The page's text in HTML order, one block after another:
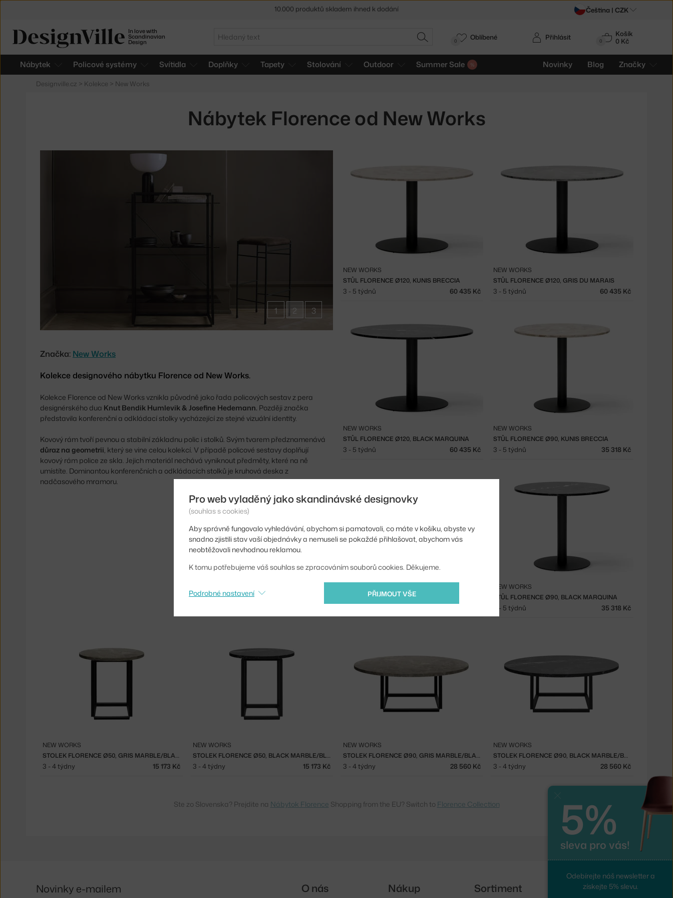
In love with
Scandinavian
Design
Hledat
HLEDAT 0
Košík
0 Kč
Nábytek Policové systémy Svítidla Doplňky Tapety Stolování Outdoor Summer Sale Novinky Blog Značky
Přihlásit
0 Oblíbené
Designville.cz > Kolekce > New Works
Nábytek Florence od New Works
1 2 3
Značka: New Works
Kolekce designového nábytku Florence od New Works.
Kolekce Florence od New Works vznikla původně jako řada policových sestav z pera
designérského dua Knut Bendik Humlevik & Josefine Hedemann. Později značka
představila konferenční a odkládací stolky vycházející ze stejné vizuální identity.
Kovový rám tvoří pevnou a stabilní základnu polic i stolků. Svým tvarem předznamenává
důraz na geometrii , který se vine celou kolekcí. V případě policové sestavy doplňují
kovový rám police ze skla. Jejich materiál nechává vyniknout předměty, které na ně
umístíte. Dominantou konferenčních a odkládacích stolků je kruhová deska z
nadčasového mramoru.
STŮL FLORENCE Ø120, KUNIS BRECCIA
NEW WORKS
3 - 5 týdnů 60 435 Kč
STŮL FLORENCE Ø120, GRIS DU MARAIS
NEW WORKS
3 - 5 týdnů 60 435 Kč
STŮL FLORENCE Ø120, BLACK MARQUINA
NEW WORKS
3 - 5 týdnů 60 435 Kč
STŮL FLORENCE Ø90, KUNIS BRECCIA
NEW WORKS
3 - 5 týdnů 35 318 Kč
STŮL FLORENCE Ø90, GRIS DU MARAIS STŮL FLORENCE Ø90, BLACK MARQUINA
NEW WORKS
3 - 5 týdnů 35 318 Kč
STOLEK FLORENCE Ø50, GRIS MARBLE/BLACK
NEW WORKS
3 - 4 týdny 15 173 Kč
STOLEK FLORENCE Ø50, BLACK MARBLE/BLACK
NEW WORKS
3 - 4 týdny 15 173 Kč
STOLEK FLORENCE Ø90, GRIS MARBLE/BLACK
NEW WORKS
3 - 4 týdny 28 560 Kč
STOLEK FLORENCE Ø90, BLACK MARBLE/BLACK
NEW WORKS
3 - 4 týdny 28 560 Kč
Ste zo Slovenska? Prejdite na Nábytok Florence Shopping from the EU? Switch to Florence Collection
Sleva 5 % pro odběratelenewsletteru Čeština | CZK
Pro web vyladěný jako skandinávské designovky
(souhlas s cookies)
Aby správně fungovalo vyhledávání, abychom si pamatovali, co máte v košíku, abyste vy
snadno zjistili stav vaší objednávky a nemuseli se pokaždé přihlašovat, abychom vás
neobtěžovali nevhodnou reklamou.
K tomu potřebujeme váš souhlas se zpracováním souborů cookies. Děkujeme.
PŘIJMOUT VŠE
Podrobné nastavení
5%
sleva pro vás!
Odebírejte náš newsletter a
získejte 5% slevu.
Novinky e-mailem O nás Nákup Sortiment Sledujte nás